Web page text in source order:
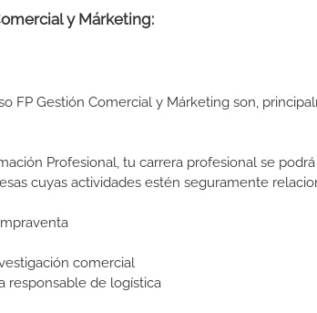
y Márketing:
FP Gestión Comercial y Márketing son,
Profesional, tu carrera profesional se
cuyas actividades estén seguramente
comercial
responsable de logística